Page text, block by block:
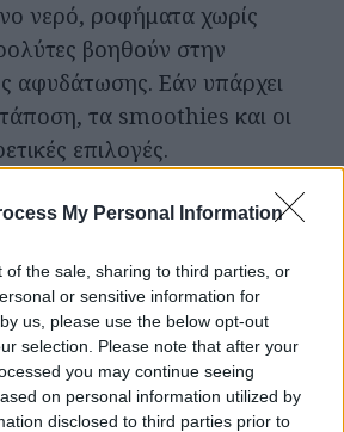
My Personal Information
of the sale, sharing to third parties, or
or sensitive information for
us, please use the below opt-out
selection. Please note that after your
you may continue seeing
on personal information utilized by
disclosed to third parties prior to
νερό, ροφήματα χωρίς
βοηθούν στην
αφυδάτωσης. Εάν υπάρχει
τα smoothies και οι
επιλογές.
σε γιατρό ή
να φάει ή να πιει για
αν παρουσιάζει σημάδια
χείλη, αδυναμία, λίγα ούρα) ή
χειροτερεύουν, πρέπει να